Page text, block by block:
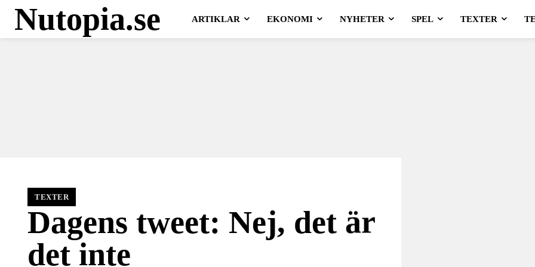
Nutopia.se ARTIKLAR EKONOMI NYHETER SPEL TEXTER
TEXTER
Dagens tweet: Nej, det är
det inte